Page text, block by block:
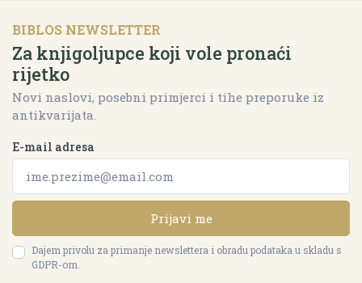
BIBLOS NEWSLETTER
Za knjigoljupce koji vole pronaći
rijetko
Novi naslovi, posebni primjerci i tihe preporuke iz
antikvarijata.
E-mail adresa
Prijavi me
Dajem privolu za primanje newslettera i obradu podataka u skladu s
GDPR-om.